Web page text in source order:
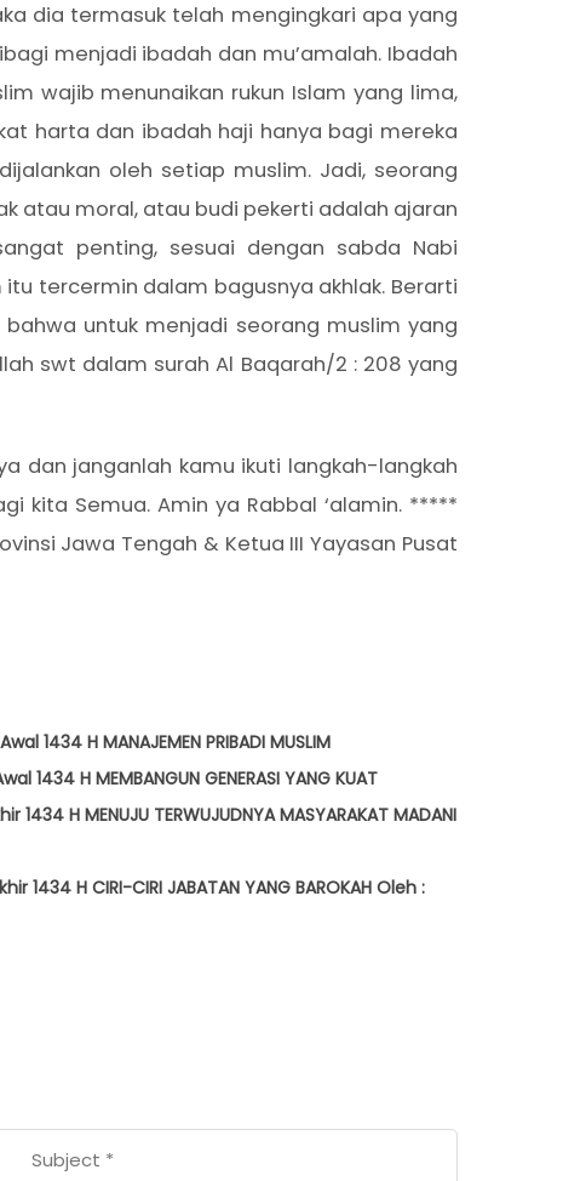
dia termasuk telah mengingkari apa yang
menjadi ibadah dan mu’amalah. Ibadah
wajib menunaikan rukun Islam yang lima,
harta dan ibadah haji hanya bagi mereka
oleh setiap muslim. Jadi, seorang
atau moral, atau budi pekerti adalah ajaran
penting, sesuai dengan sabda Nabi
tercermin dalam bagusnya akhlak. Berarti
untuk menjadi seorang muslim yang
swt dalam surah Al Baqarah/2 : 208 yang
dan janganlah kamu ikuti langkah-langkah
kita Semua. Amin ya Rabbal ‘alamin. *****
Jawa Tengah & Ketua III Yayasan Pusat
H MANAJEMEN PRIBADI MUSLIM
H MEMBANGUN GENERASI YANG KUAT
H MENUJU TERWUJUDNYA MASYARAKAT MADANI
H CIRI-CIRI JABATAN YANG BAROKAH Oleh :